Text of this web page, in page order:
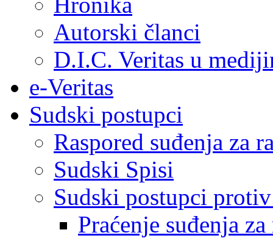
Autorski članci
D.I.C. Veritas u
e-Veritas
Sudski postupci
Raspored suđenja za
Sudski Spisi
Sudski postupci
Praćenje suđenja